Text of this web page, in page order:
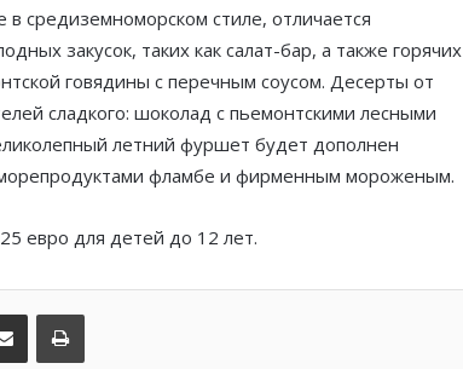
средиземноморском стиле, отличается
закусок, таких как салат-бар, а также горячих
говядины с перечным соусом. Десерты от
сладкого: шоколад с пьемонтскими лесными
летний фуршет будет дополнен
фламбе и фирменным мороженым.
евро для детей до 12 лет.
Поделиться по электронной почте Распечатать
SBM и Be Safe Monaco продлили
партнёрство ради безопасных
летних ночей
В Монако раскрыли мошенничество
с драгоценностями на сумму свыше